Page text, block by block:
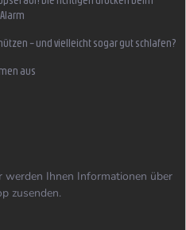
– und vielleicht sogar gut schlafen?
aus
werden Ihnen Informationen über
zusenden.